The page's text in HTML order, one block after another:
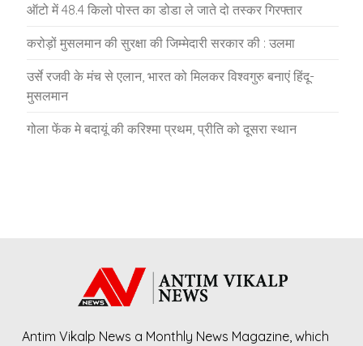
ऑटो में 48.4 किलो पोस्त का डोडा ले जाते दो तस्कर गिरफ्तार
करोड़ों मुसलमान की सुरक्षा की जिम्मेदारी सरकार की : उलमा
उर्से रजवी के मंच से एलान, भारत को मिलकर विश्वगुरु बनाएं हिंदू-
मुसलमान
गोला फेंक मे बदायूं की करिश्मा प्रथम, प्रीति को दूसरा स्थान
Antim Vikalp News a Monthly News Magazine, which